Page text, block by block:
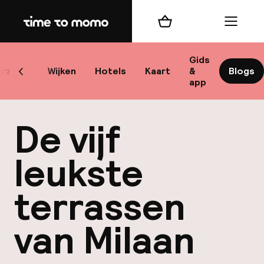
Home
Wijken Hotels Kaart
Gids
&
app
Blogs
Scroll naar links
Winkelmand Menu
De vijf
leukste
terrassen
van Milaan